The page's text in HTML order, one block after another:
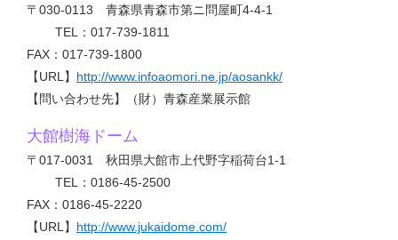
〒030-0113 青森県青森市第ニ問屋町4-4-1
TEL：017-739-1811
FAX：017-739-1800
【URL】 http://www.infoaomori.ne.jp/aosankk/
【問い合わせ先】（財）青森産業展示館
大館樹海ドーム
〒017-0031 秋田県大館市上代野字稲荷台1-1
TEL：0186-45-2500
FAX：0186-45-2220
【URL】 http://www.jukaidome.com/